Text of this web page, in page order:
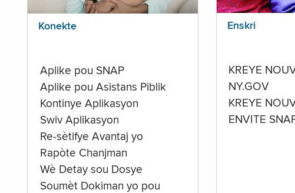
Konekte
Aplike pou SNAP
Aplike pou Asistans Piblik
Kontinye Aplikasyon
Swiv Aplikasyon
Re-sètifye Avantaj yo
Rapòte Chanjman
Wè Detay sou Dosye
Soumèt Dokiman yo pou
Enskri
KREYE
NY.GOV
KREYE
ENVITE